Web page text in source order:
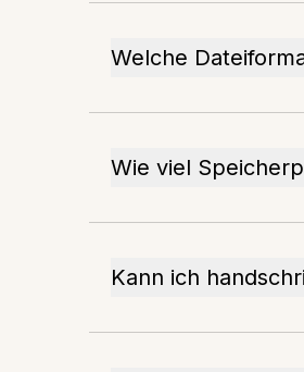
Welche
Wie viel
Kann ich